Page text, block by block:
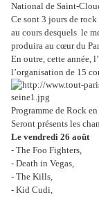
National de Saint-
Ce sont 3 jours de
au cours desquels le
produira au cœur du
En outre, cette année,
l’organisation de 15
Programme de Rock
Seront présents les
Le vendredi 26 août
- The Foo Fighters,
- Death in Vegas,
- The Kills,
- Kid Cudi,